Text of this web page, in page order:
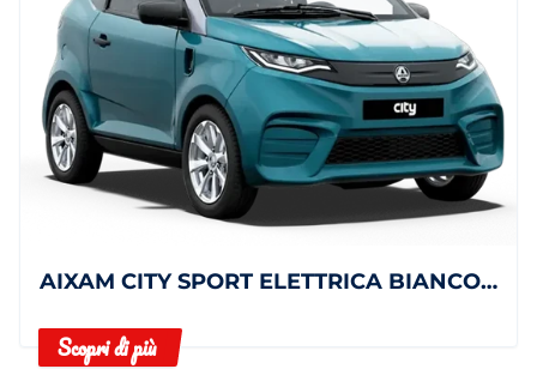
AIXAM CITY SPORT ELETTRICA BIANCO TETTO NERO
Scopri di più